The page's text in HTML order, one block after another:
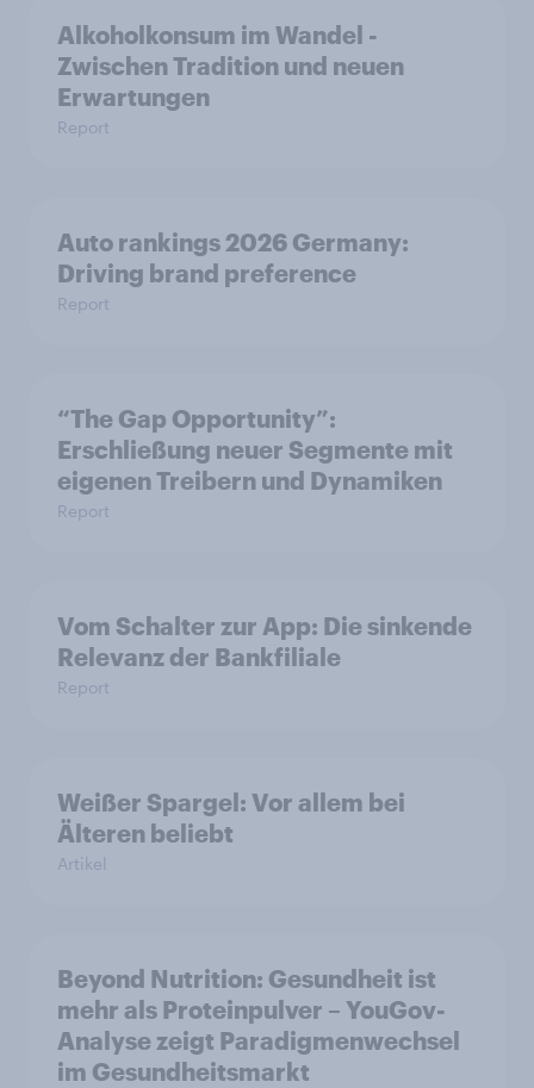
Alkoholkonsum im Wandel​ -
Zwischen Tradition und neuen
Erwartungen
Report
Auto rankings 2026 Germany:
Driving brand preference
Report
“The Gap Opportunity”:
Erschließung neuer Segmente mit
eigenen Treibern und Dynamiken
Report
Vom Schalter zur App: Die sinkende
Relevanz der Bankfiliale
Report
Weißer Spargel: Vor allem bei
Älteren beliebt
Artikel
Beyond Nutrition: Gesundheit ist
mehr als Proteinpulver – YouGov-
Analyse zeigt Paradigmenwechsel
im Gesundheitsmarkt